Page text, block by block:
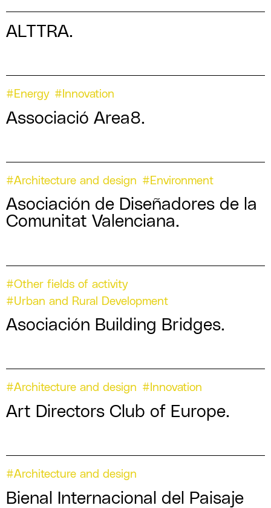
ALTTRA.
#Energy #Innovation
Associació Area8.
#Architecture and design #Environment
Asociación de Diseñadores de la
Comunitat Valenciana.
#Other fields of activity
#Urban and Rural Development
Asociación Building Bridges.
#Architecture and design #Innovation
Art Directors Club of Europe.
#Architecture and design
Bienal Internacional del Paisaje